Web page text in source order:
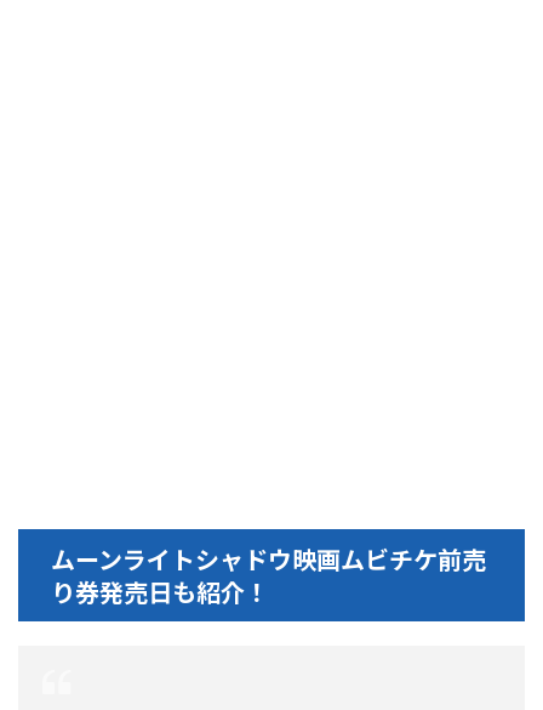
ムーンライトシャドウ映画ムビチケ前売
り券発売日も紹介！